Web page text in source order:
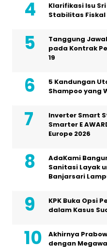
Klarifikasi Isu
Stabilitas Fiskal
Tanggung
pada Kontrak
19
5 Kandungan
Shampoo yang
Inverter Smart
Smarter E
Europe 2026
AdaKami
Sanitasi Layak
Banjarsari
KPK Buka Opsi
dalam Kasus
Akhirnya
dengan